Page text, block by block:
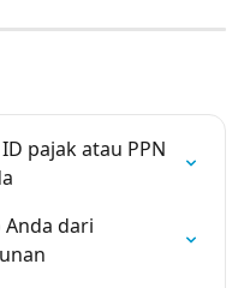
pajak atau PPN
dari